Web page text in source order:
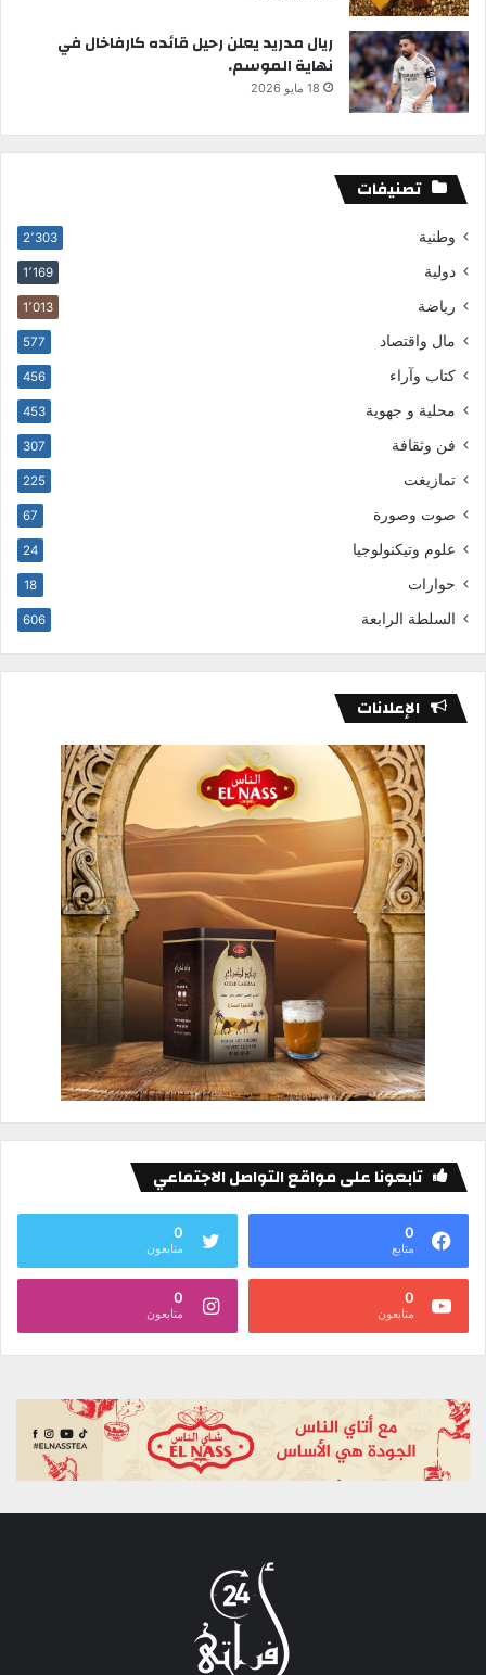
ريال مدريد يعلن رحيل قائده كارفاخال في
نهاية الموسم.
18 مايو 2026
تصنيفات
وطنية 2٬303
دولية 1٬169
رياضة 1٬013
مال واقتصاد 577
كتاب وآراء 456
محلية و جهوية 453
فن وثقافة 307
تمازيغت 225
صوت وصورة 67
علوم وتيكنولوجيا 24
حوارات 18
السلطة الرابعة 606
الإعلانات
تابعونا على مواقع التواصل الاجتماعي
0
متابع
0
متابعون
0
متابعون
0
متابعون